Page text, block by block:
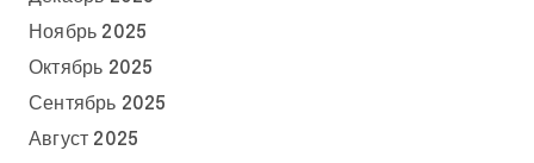
Ноябрь 2025
Октябрь 2025
Сентябрь 2025
Август 2025